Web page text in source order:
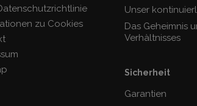
zu Cookies
Unser
Das Geheimnis
Verhàltnisses
Sicherheit
Garantien